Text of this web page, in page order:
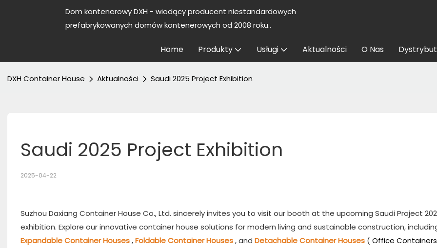
Dom kontenerowy DXH - wiodący producent niestandardowych
prefabrykowanych domów kontenerowych od 2008 roku..
Home Produkty Usługi Aktualności O Nas
DXH Container House Aktualności Saudi 2025 Project Exhibition
Saudi 2025 Project Exhibition
2025-04-22
Suzhou Daxiang Container House Co., Ltd. sincerely invites you to visit our booth at the upcoming Saudi Project
exhibition. Explore our innovative container house solutions for modern living and sustainable construction,
Expandable Container Houses,Foldable Container Houses, and Detachable Container Houses (Office Containers